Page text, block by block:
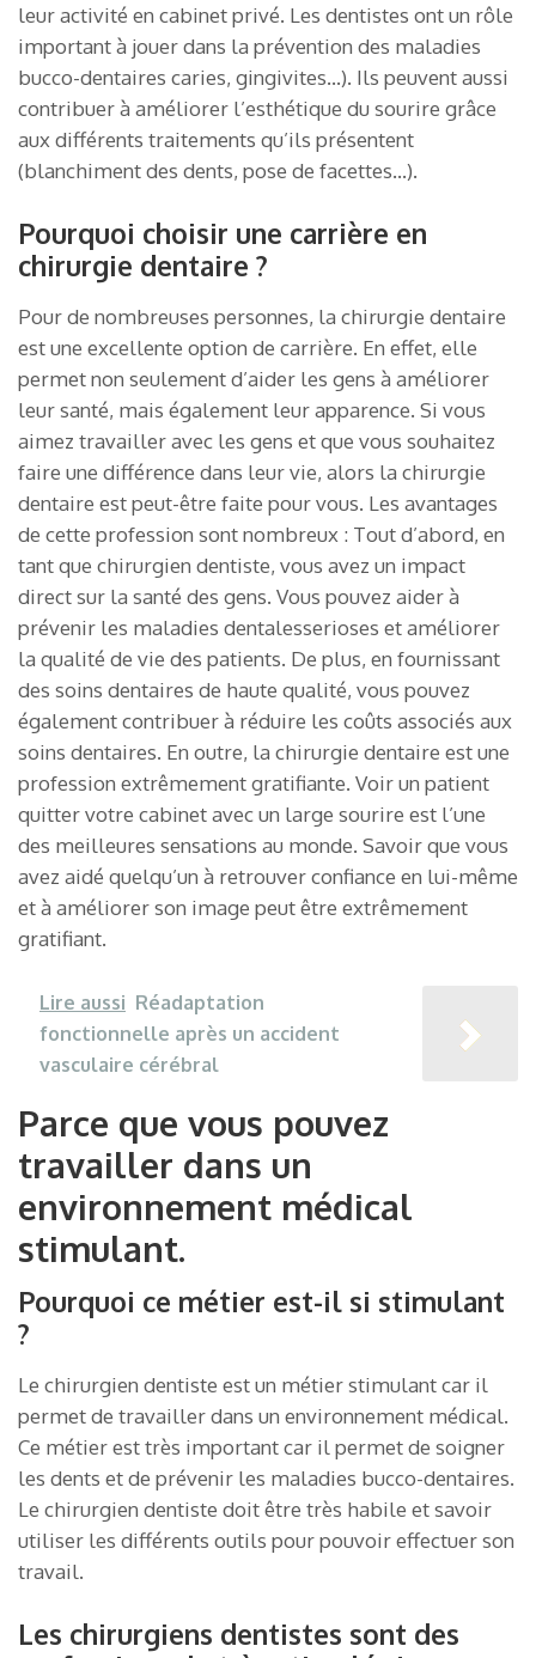
leur activité en cabinet privé. Les dentistes ont un rôle
important à jouer dans la prévention des maladies
bucco-dentaires caries, gingivites…). Ils peuvent aussi
contribuer à améliorer l’esthétique du sourire grâce
aux différents traitements qu’ils présentent
(blanchiment des dents, pose de facettes…).
Pourquoi choisir une carrière en
chirurgie dentaire ?
Pour de nombreuses personnes, la chirurgie dentaire
est une excellente option de carrière. En effet, elle
permet non seulement d’aider les gens à améliorer
leur santé, mais également leur apparence. Si vous
aimez travailler avec les gens et que vous souhaitez
faire une différence dans leur vie, alors la chirurgie
dentaire est peut-être faite pour vous. Les avantages
de cette profession sont nombreux : Tout d’abord, en
tant que chirurgien dentiste, vous avez un impact
direct sur la santé des gens. Vous pouvez aider à
prévenir les maladies dentalesserioses et améliorer
la qualité de vie des patients. De plus, en fournissant
des soins dentaires de haute qualité, vous pouvez
également contribuer à réduire les coûts associés aux
soins dentaires. En outre, la chirurgie dentaire est une
profession extrêmement gratifiante. Voir un patient
quitter votre cabinet avec un large sourire est l’une
des meilleures sensations au monde. Savoir que vous
avez aidé quelqu’un à retrouver confiance en lui-même
et à améliorer son image peut être extrêmement
gratifiant.
Lire aussi Réadaptation
fonctionnelle après un accident
vasculaire cérébral
Parce que vous pouvez
travailler dans un
environnement médical
stimulant.
Pourquoi ce métier est-il si stimulant
?
Le chirurgien dentiste est un métier stimulant car il
permet de travailler dans un environnement médical.
Ce métier est très important car il permet de soigner
les dents et de prévenir les maladies bucco-dentaires.
Le chirurgien dentiste doit être très habile et savoir
utiliser les différents outils pour pouvoir effectuer son
travail.
Les chirurgiens dentistes sont des